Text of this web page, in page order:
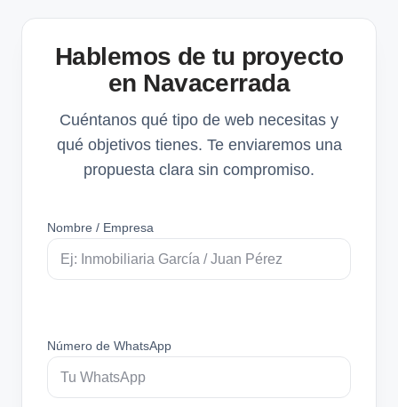
Hablemos de tu proyecto
en Navacerrada
Cuéntanos qué tipo de web necesitas y
qué objetivos tienes. Te enviaremos una
propuesta clara sin compromiso.
Nombre / Empresa
Número de WhatsApp